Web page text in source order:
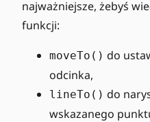
najważniejsze, żebyś
funkcji:
moveTo() do
odcinka,
lineTo() do
wskazanego